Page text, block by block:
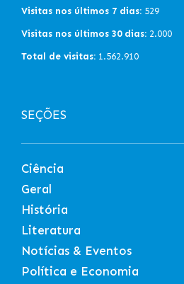
Visitas nos últimos 7 dias: 529
Visitas nos últimos 30 dias: 2.000
Total de visitas: 1.562.910
SEÇÕES
Ciência
Geral
História
Literatura
Notícias & Eventos
Política e Economia